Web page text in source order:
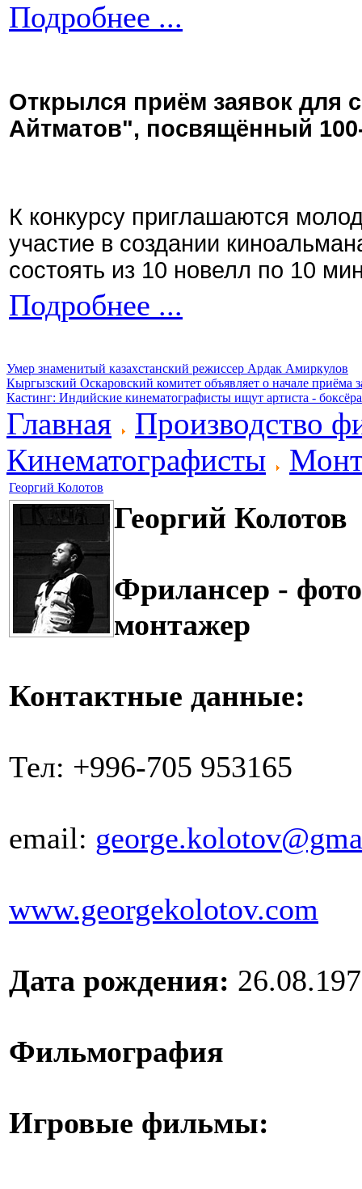
Подробнее ...
Открылся приём заявок для
Айтматов", посвящённый
К конкурсу приглашаются
участие в создании
состоять из 10 новелл по 10
Подробнее ...
Умер знаменитый казахстанский режиссер Ардак Амиркулов
Кыргызский Оскаровский комитет объявляет о начале приёма
Кастинг: Индийские кинематографисты ищут артиста -
Главная
Производство
Кинематографисты
Георгий Колотов
Георгий Колотов
Фрилансер -
монтажер
Контактные данные:
Тел: +996-705 953165
email:
www.georgekolotov.com
Дата рождения:
Фильмография
Игровые фильмы: